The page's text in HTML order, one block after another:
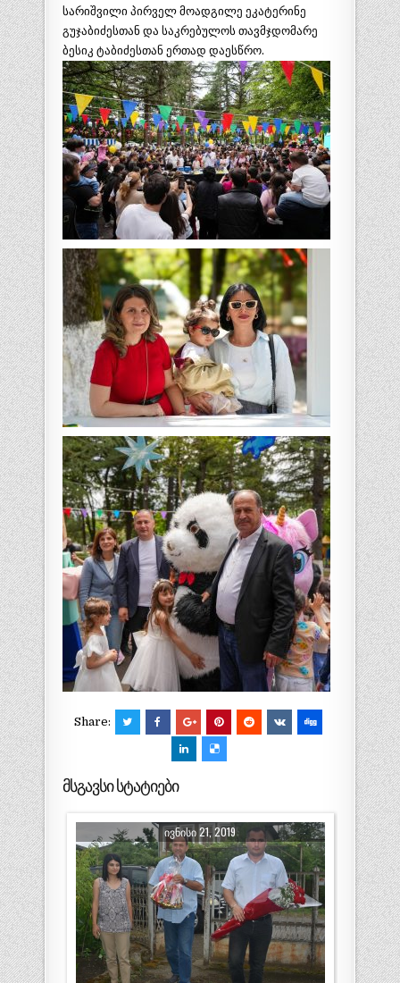
სარიშვილი პირველ მოადგილე ეკატერინე
გუჯაბიძესთან და საკრებულოს თავმჯდომარე
ბესიკ ტაბიძესთან ერთად დაესწრო.
Share:
მსგავსი სტატიები
ᲘᲕᲜᲘᲡᲘ 21, 2019